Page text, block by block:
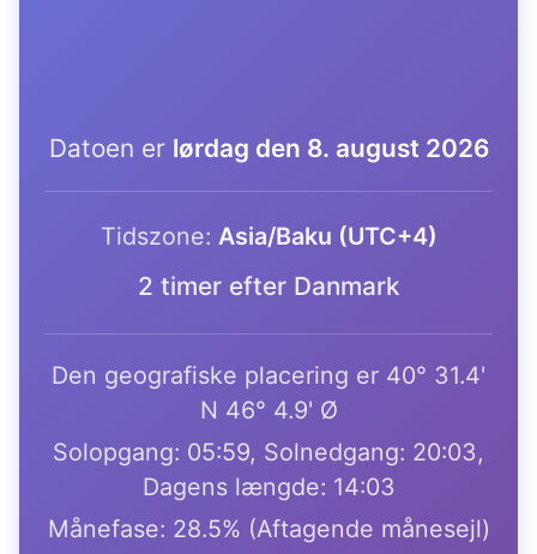
Datoen er lørdag den 8. august 2026
Tidszone: Asia/Baku (UTC+4)
2 timer efter Danmark
Den geografiske placering er 40° 31.4'
N 46° 4.9' Ø
Solopgang: 05:59, Solnedgang: 20:03,
Dagens længde: 14:03
Månefase: 28.5% (Aftagende månesejl)